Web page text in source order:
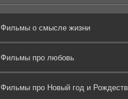
Фильмы о смысле жизни
Фильмы про любовь
Фильмы про Новый год и